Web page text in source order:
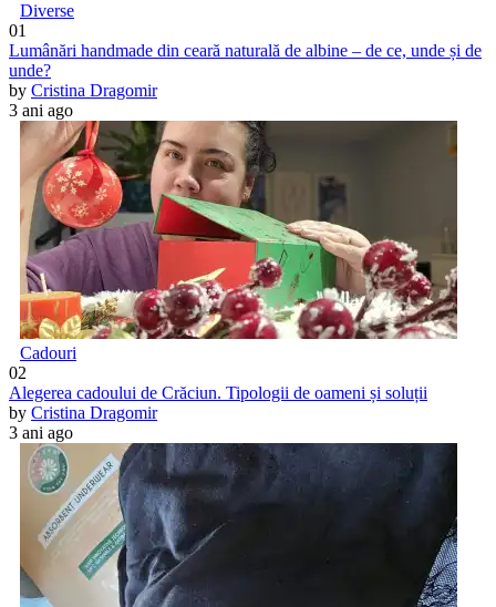
Diverse
01
Lumânări handmade din ceară naturală de albine – de ce, unde și de
unde?
by Cristina Dragomir
3 ani ago
Cadouri
02
Alegerea cadoului de Crăciun. Tipologii de oameni și soluții
by Cristina Dragomir
3 ani ago